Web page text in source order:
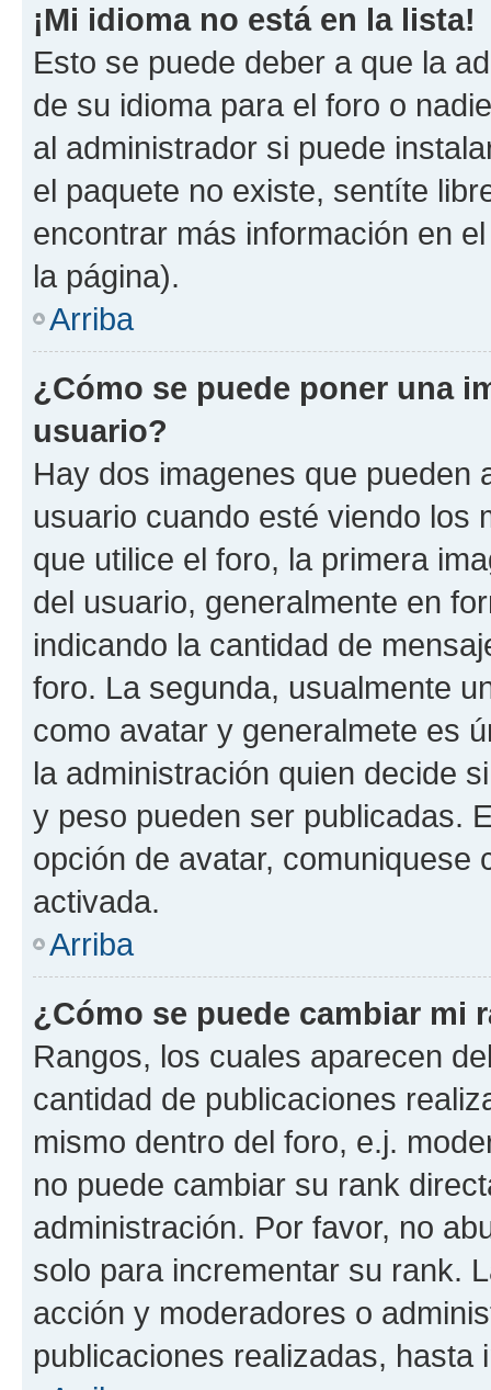
¡Mi idioma no está en la lista!
Esto se puede deber a que la
de su idioma para el foro o
al administrador si puede
el paquete no existe, sentíte
encontrar más información en
la página).
Arriba
¿Cómo se puede poner una
usuario?
Hay dos imagenes que pueden
usuario cuando esté viendo los
que utilice el foro, la primera
del usuario, generalmente en
indicando la cantidad de
foro. La segunda, usualmente
como avatar y generalmete es
la administración quien decide
y peso pueden ser publicadas.
opción de avatar, comuniquese
activada.
Arriba
¿Cómo se puede cambiar mi
Rangos, los cuales aparecen
cantidad de publicaciones
mismo dentro del foro, e.j.
no puede cambiar su rank
administración. Por favor, no
solo para incrementar su rank.
acción y moderadores o
publicaciones realizadas, hasta